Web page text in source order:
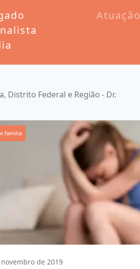
Atuação
Distrito Federal e Região - Dr.
familia
de 2019